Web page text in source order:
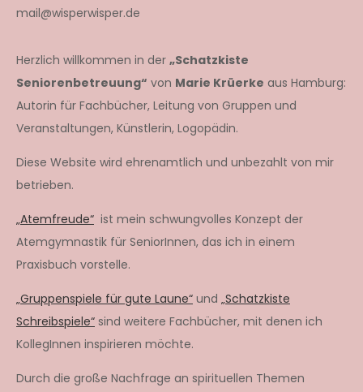
mail@wisperwisper.de
Herzlich willkommen in der „Schatzkiste
Seniorenbetreuung“ von Marie Krüerke aus Hamburg:
Autorin für Fachbücher, Leitung von Gruppen und
Veranstaltungen, Künstlerin, Logopädin.
Diese Website wird ehrenamtlich und unbezahlt von mir
betrieben.
„Atemfreude“ ist mein schwungvolles Konzept der
Atemgymnastik für SeniorInnen, das ich in einem
Praxisbuch vorstelle.
„Gruppenspiele für gute Laune“ und „Schatzkiste
Schreibspiele“ sind weitere Fachbücher, mit denen ich
KollegInnen inspirieren möchte.
Durch die große Nachfrage an spirituellen Themen